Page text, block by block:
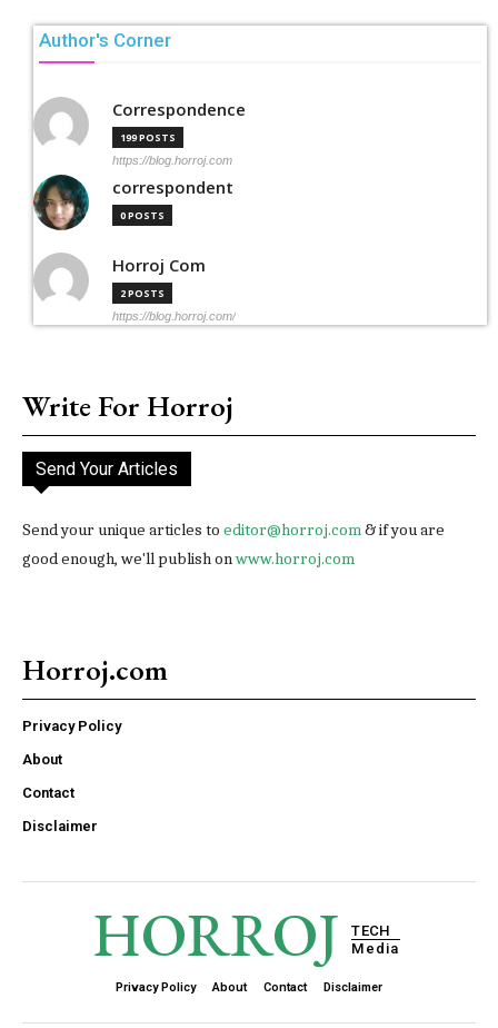
Author's Corner
Correspondence
199 POSTS
https://blog.horroj.com
correspondent
0 POSTS
Horroj Com
2 POSTS
https://blog.horroj.com/
Write For Horroj
Send Your Articles
Send your unique articles to editor@horroj.com& if you are
good enough, we'll publish onwww.horroj.com
Horroj.com
Privacy Policy
About
Contact
Disclaimer
HORROJ
TECH
Media
Privacy Policy About Contact Disclaimer